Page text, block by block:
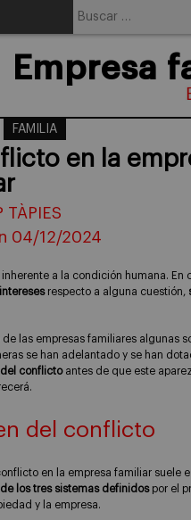
Empresa
FAMILIA
en la
TÀPIES
04/12/2024
inherente a la condición humana. En
respecto a alguna cuestión,
de las empresas familiares algunas
se han adelantado y se han
conflictoantes de que este
del conflicto
en la empresa familiar suele
los tres sistemas definidospor el
y la empresa.